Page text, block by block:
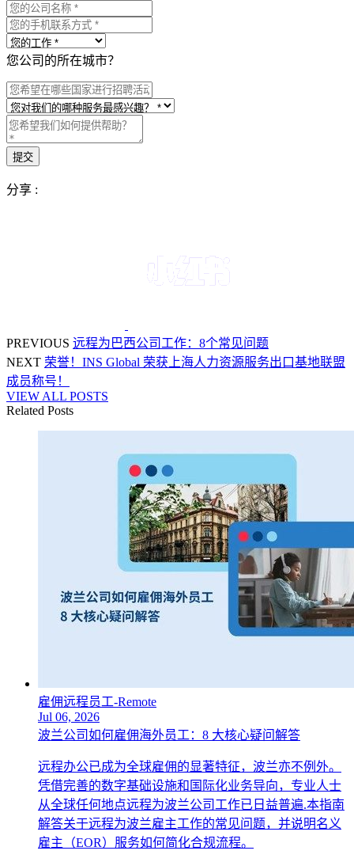
您公司的所在城市？
分享 :
PREVIOUS 远程为巴西公司工作：8个常见问题
NEXT 荣誉！INS Global 荣获上海人力资源服务出口基地联盟
成员称号！
VIEW ALL POSTS
Related Posts
雇佣远程员工-Remote
Jul 06, 2026
波兰公司如何雇佣海外员工：8 大核心疑问解答
远程办公已成为全球雇佣的显著特征，波兰亦不例外。
凭借完善的数字基础设施和国际化业务导向，专业人士
从全球任何地点远程为波兰公司工作已日益普遍.本指南
解答关于远程为波兰雇主工作的常见问题，并说明名义
雇主（EOR）服务如何简化合规流程。